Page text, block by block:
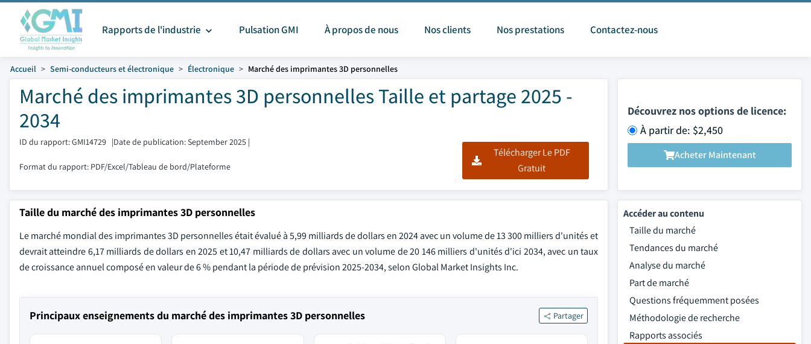
Rapports de l'industrie Pulsation GMI À propos de nous Nos clients Nos prestations Contactez-nous
Accueil Semi-conducteurs et électronique Électronique Marché des imprimantes 3D personnelles
Marché des imprimantes 3D personnelles Taille et partage 2025 -
2034
ID du rapport: GMI14729 |Date de publication: September 2025 |
Format du rapport: PDF/Excel/Tableau de bord/Plateforme
Télécharger Le PDF
Gratuit
Découvrez nos options de licence:
À partir de: $2,450
Acheter Maintenant
Taille du marché des imprimantes 3D personnelles
Le marché mondial des imprimantes 3D personnelles était évalué à 5,99 milliards de dollars en 2024 avec un volume de 13 300 milliers d'unités et
devrait atteindre 6,17 milliards de dollars en 2025 et 10,47 milliards de dollars avec un volume de 20 146 milliers d'unités d'ici 2034, avec un taux
de croissance annuel composé en valeur de 6 % pendant la période de prévision 2025-2034, selon Global Market Insights Inc.
Principaux enseignements du marché des imprimantes 3D personnelles Partager
Accéder au contenu
Taille du marché
Tendances du marché
Analyse du marché
Part de marché
Questions fréquemment posées
Méthodologie de recherche
Rapports associés